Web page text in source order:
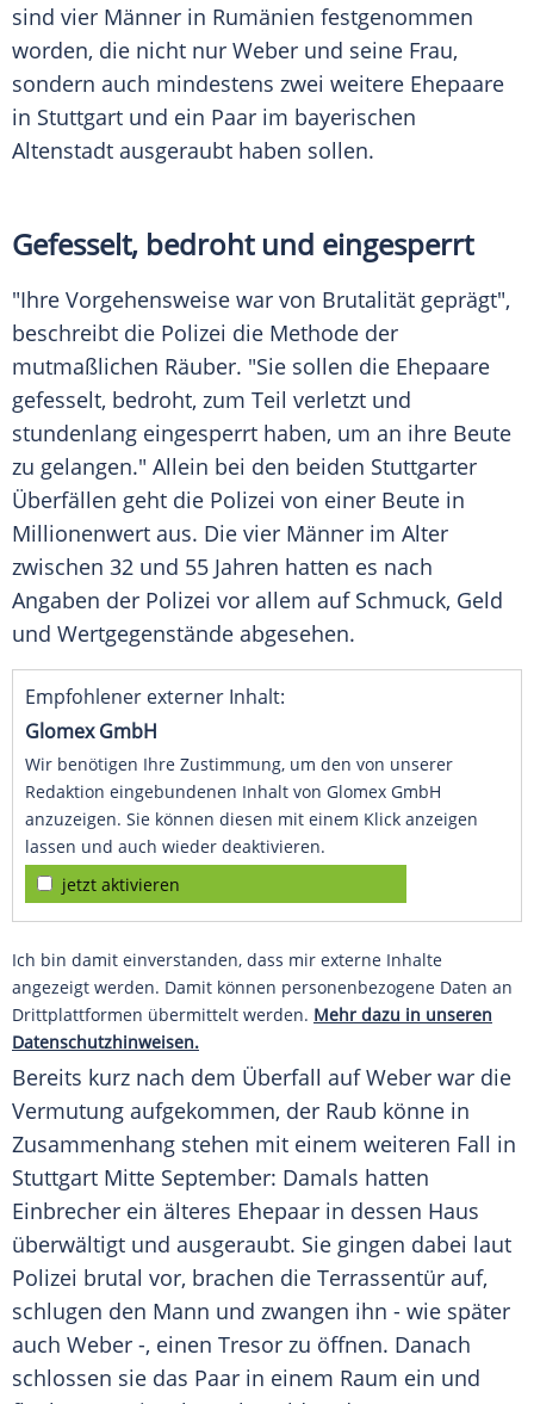
sind vier Männer in Rumänien festgenommen
worden, die nicht nur Weber und seine Frau,
sondern auch mindestens zwei weitere Ehepaare
in Stuttgart und ein Paar im bayerischen
Altenstadt ausgeraubt haben sollen.
Gefesselt, bedroht und eingesperrt
"Ihre Vorgehensweise war von Brutalität geprägt",
beschreibt die Polizei die Methode der
mutmaßlichen Räuber. "Sie sollen die Ehepaare
gefesselt, bedroht, zum Teil verletzt und
stundenlang eingesperrt haben, um an ihre Beute
zu gelangen." Allein bei den beiden Stuttgarter
Überfällen geht die Polizei von einer Beute in
Millionenwert aus. Die vier Männer im Alter
zwischen 32 und 55 Jahren hatten es nach
Angaben der Polizei vor allem auf Schmuck, Geld
und Wertgegenstände abgesehen.
Empfohlener externer Inhalt:
Glomex GmbH
Wir benötigen Ihre Zustimmung, um den von unserer
Redaktion eingebundenen Inhalt von Glomex GmbH
anzuzeigen. Sie können diesen mit einem Klick anzeigen
lassen und auch wieder deaktivieren.
jetzt aktivieren
Ich bin damit einverstanden, dass mir externe Inhalte
angezeigt werden. Damit können personenbezogene Daten an
Drittplattformen übermittelt werden. Mehr dazu in unseren
Datenschutzhinweisen.
Bereits kurz nach dem Überfall auf Weber war die
Vermutung aufgekommen, der Raub könne in
Zusammenhang stehen mit einem weiteren Fall in
Stuttgart Mitte September: Damals hatten
Einbrecher ein älteres Ehepaar in dessen Haus
überwältigt und ausgeraubt. Sie gingen dabei laut
Polizei brutal vor, brachen die Terrassentür auf,
schlugen den Mann und zwangen ihn - wie später
auch Weber -, einen Tresor zu öffnen. Danach
schlossen sie das Paar in einem Raum ein und